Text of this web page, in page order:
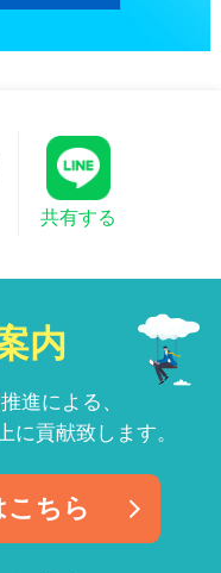
共有する
内
進による、
に貢献致します。
こちら